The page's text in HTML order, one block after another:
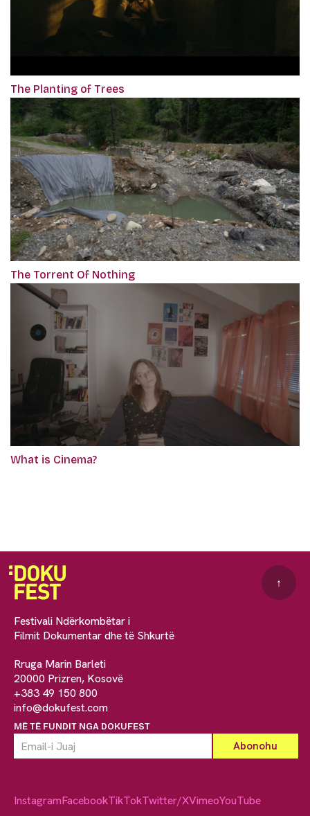
The Planting of Trees
The Torrent Of Nothing
What is Cinema?
Festivali Ndërkombëtar i
Filmit Dokumentar dhe të Shkurtë
Rruga Marin Barleti
20000 Prizren, Kosovë
+383 49 150 800
info@dokufest.com
MË TË FUNDIT NGA DOKUFEST
↑
InstagramFacebookTikTokTwitter/XVimeoYouTube